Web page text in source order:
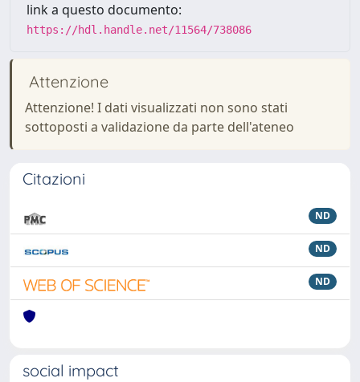
link a questo documento:
https://hdl.handle.net/11564/738086
Attenzione
Attenzione! I dati visualizzati non sono stati
sottoposti a validazione da parte dell'ateneo
Citazioni
ND
ND
ND
social impact